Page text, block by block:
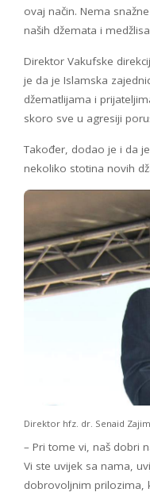
ovaj način. Nema
naših džemata i
Direktor Vakufske
je da je Islamska
džematlijama i
skoro sve u agresiji
Također, dodao je i da
nekoliko stotina novih
Direktor hfz. dr. Senaid
– Pri tome vi, naš dobri
Vi ste uvijek sa nama,
dobrovoljnim prilozima,